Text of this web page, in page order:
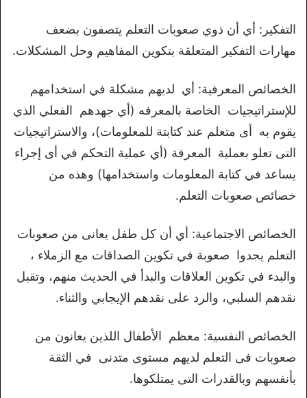
التفكير: أي أن ذوي صعوبات التعلم يتصفون بضعف
مهارات التفكير المتعلقة بتكوين المفاهيم وحل المشكلات.
الخصائص المعرفية: أي لديهم مشكلة في استخدامهم
للإستراتيجيات الخاصة بالمعرفه (أي جهدهم الفعلي الذي
يقوم به أى متعلم عند كتابتة للمعلومات)، والاستراتيجيات
التى تعلو بعملية المعرفة (أي عملية التحكم في أى إجراء
يساعد في كتابة المعلومات واستخدامها) وهذه من
خصائص صعوبات التعلم.
الخصائص الاجتماعية: أي أن كل طفل يعانى من صعوبات
التعلم يجدوا صعوبة في تكوين الصداقات مع الزملاء ،
والبدء في تكوين العلاقات والبدأ في الحديث منهم، وتقبل
نقدهم السلبي، والرد على نقدهم الإيجابي والثناء.
الخصائص النفسية: معظم الأطفال اللذين يعانون من
صعوبات فى التعلم لديهم مستوى متدنى في الثقة
بأنفسهم وبالقدرات التى يمتلكوها.